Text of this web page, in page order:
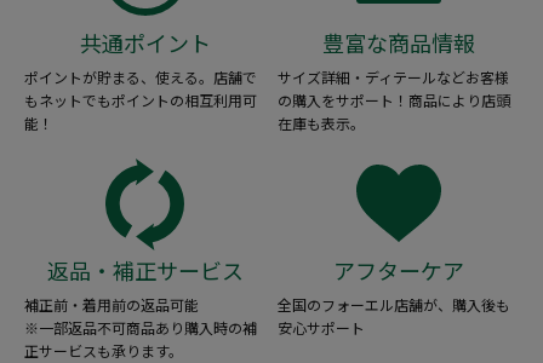
共通ポイント
ポイントが貯まる、使える。店舗で
もネットでもポイントの相互利用可
能！
豊富な商品情報
サイズ詳細・ディテールなどお客様
の購入をサポート！商品により店頭
在庫も表示。
返品・補正サービス
補正前・着用前の返品可能
※一部返品不可商品あり購入時の補
正サービスも承ります。
アフターケア
全国のフォーエル店舗が、購入後も
安心サポート